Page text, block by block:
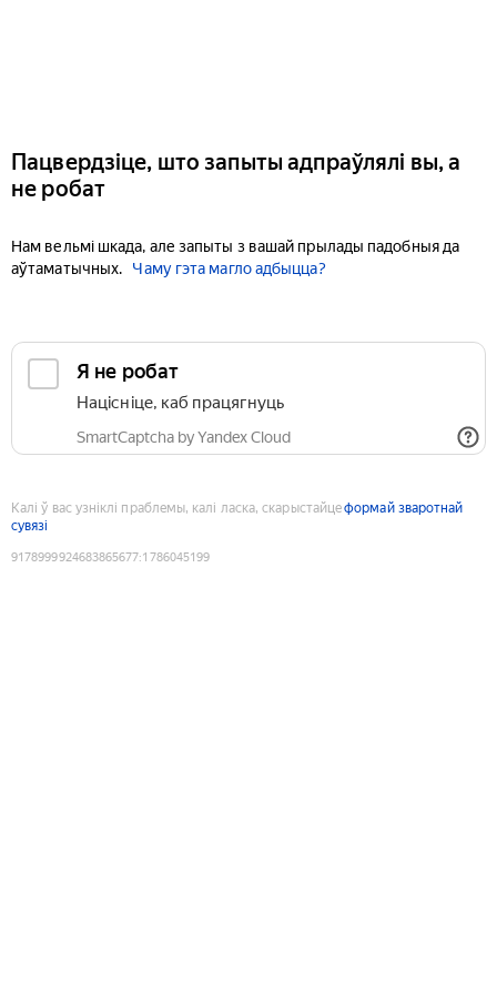
Пацвердзіце, што запыты адпраўлялі вы, а
не робат
Нам вельмі шкада, але запыты з вашай прылады падобныя да
аўтаматычных.
Чаму гэта магло адбыцца?
Я не робат
Націсніце, каб працягнуць
SmartCaptcha by Yandex Cloud
Калі ў вас узніклі праблемы, калі ласка, скарыстайцеформай зваротнай
сувязі
9178999924683865677:1786045199